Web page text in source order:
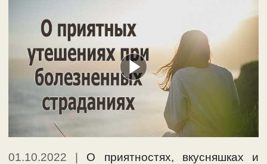
01.10.2022 | О приятностях, вкусняшках и